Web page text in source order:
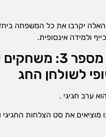
יקרבו את כל המשפחה ביחד
ולמידה אינסופית.
מתנה מספר 3:
לשולחן החג
ערב חגיגי .
מוציאים את סט הצלחות החגיגי